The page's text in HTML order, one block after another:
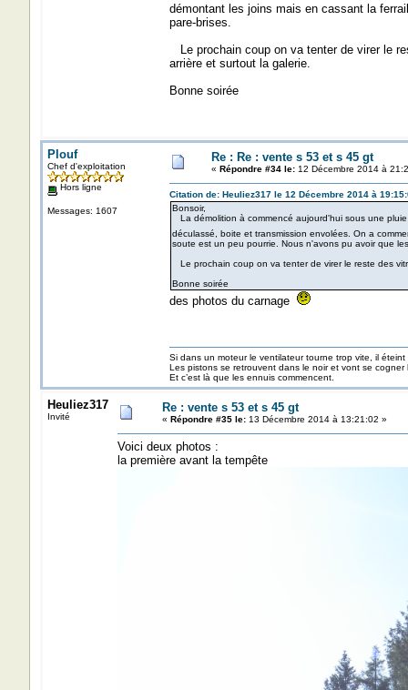
démontant les joins mais en cassant la
pare-brises.
Le prochain coup on va tenter de virer le
arrière et surtout la galerie.
Bonne soirée
Plouf
Chef d'exploitation
Hors ligne
Messages: 1607
Re : Re : vente s 53 et s 45 gt
« Répondre #34 le:12 Décembre 2014 à
Citation de: Heuliez317 le 12 Décembre 2014 à
Bonsoir,
La démolition à commencé aujourd'hui sous une
déculassé, boite et transmission envolées. On a
soute est un peu pourrie. Nous n'avons pu avoir que
Le prochain coup on va tenter de virer le reste des
Bonne soirée
des photos du carnage
Si dans un moteur le ventilateur tourne trop vite, il éteint
Les pistons se retrouvent dans le noir et vont se
Et c’est là que les ennuis commencent.
Heuliez317
Invité
Re : vente s 53 et s 45 gt
« Répondre #35 le:13 Décembre 2014 à 13:21:02 »
Voici deux photos :
la première avant la tempête